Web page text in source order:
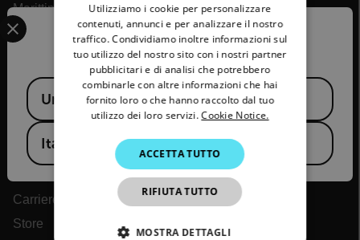
Marittimo di Flir
Extech
Raymarine
Infrared Training Center
Azienda
Carriere
Store
Confirm Location
Select your preferred country and language from the
Available Locations
United States
Italy
GERMAN
FRENCH
SPANISH
PORTUGUESE
KOREAN
JAPANESE
CHINESE
Utilizziamo i cookie per personalizzare
contenuti, annunci e per analizzare il nostro
traffico. Condividiamo inoltre informazioni sul
tuo utilizzo del nostro sito con i nostri partner
pubblicitari e di analisi che potrebbero
combinarle con altre informazioni che hai
fornito loro o che hanno raccolto dal tuo
utilizzo dei loro servizi. Cookie Notice.
ACCETTA TUTTO
RIFIUTA TUTTO
MOSTRA DETTAGLI